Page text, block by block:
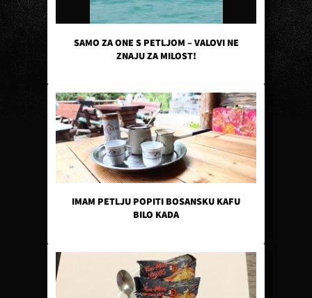
SAMO ZA ONE S PETLJOM – VALOVI NE
ZNAJU ZA MILOST!
IMAM PETLJU POPITI BOSANSKU KAFU
BILO KADA